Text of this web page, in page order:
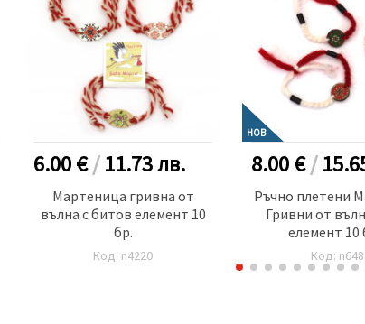
6.00 €/11.73лв.
Мартеница гривна от
вълна с битов елемент 10
бр.
Код: n4220
НОВ
8.00 €/
Ръчно плетени
Гривни от
елемент 10
Код: